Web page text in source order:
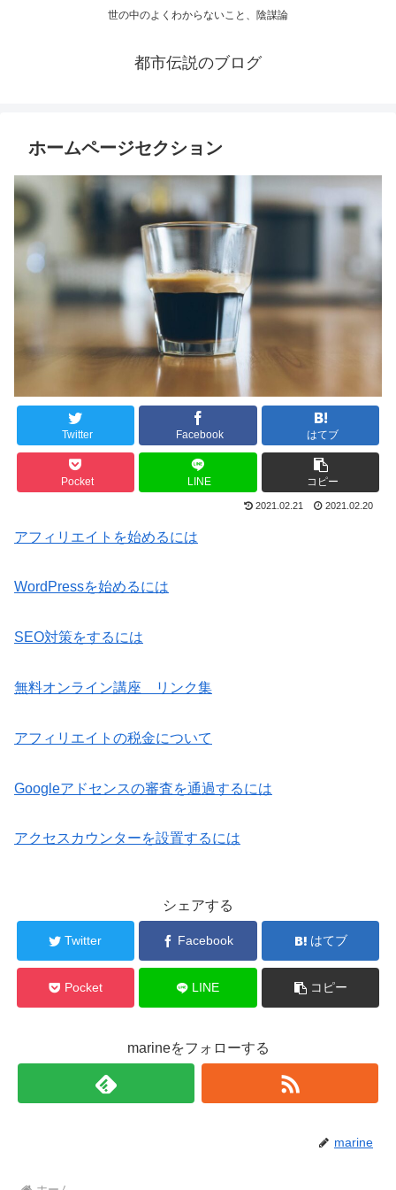
世の中のよくわからないこと、陰謀論
都市伝説のブログ
ホームページセクション
Twitter Facebook はてブ
Pocket LINE コピー
2021.02.21 2021.02.20
アフィリエイトを始めるには
WordPressを始めるには
SEO対策をするには
無料オンライン講座 リンク集
アフィリエイトの税金について
Googleアドセンスの審査を通過するには
アクセスカウンターを設置するには
シェアする
Twitter Facebook はてブ
Pocket LINE コピー
marineをフォローする
marine